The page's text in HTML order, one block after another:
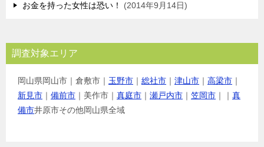
お金を持った女性は恐い！ 2014年9月14日
調査対象エリア
岡山県岡山市｜倉敷市｜ 玉野市 ｜ 総社市 ｜ 津山市 ｜ 高梁市 ｜
新見市 ｜ 備前市 ｜美作市｜ 真庭市 ｜ 瀬戸内市 ｜ 笠岡市 ｜｜ 真
備市井原市その他岡山県全域